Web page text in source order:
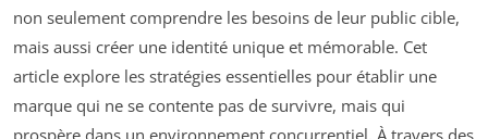
non seulement comprendre les besoins de leur public cible,
mais aussi créer une identité unique et mémorable. Cet
article explore les stratégies essentielles pour établir une
marque qui ne se contente pas de survivre, mais qui
prospère dans un environnement concurrentiel. À travers des